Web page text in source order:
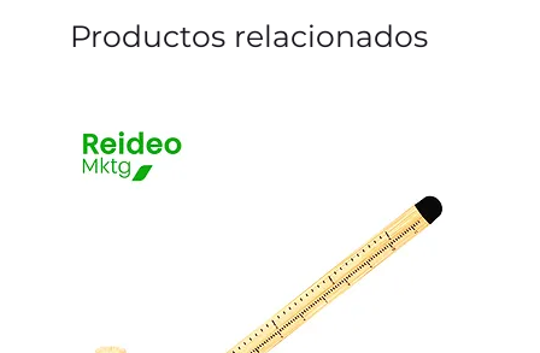
Productos relacionados